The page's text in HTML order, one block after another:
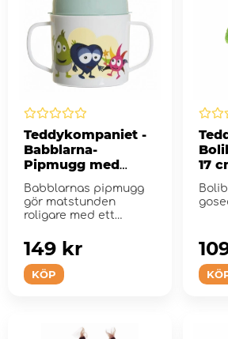
Teddykompaniet -
Babblarna-
Pipmugg med
handtag
Babblarnas pipmugg
gör matstunden
roligare med ett
Bab...
KÖP
149 kr
17